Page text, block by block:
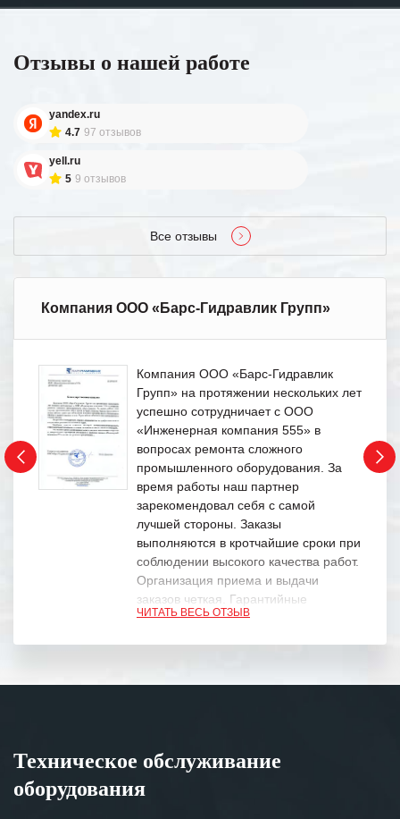
Отзывы о нашей работе
yandex.ru
4.7 97 отзывов
yell.ru
5 9 отзывов
Все отзывы
Компания ООО «Барс-Гидравлик Групп»
Компания ООО «Барс-Гидравлик
Групп» на протяжении нескольких лет
успешно сотрудничает с ООО
«Инженерная компания 555» в
вопросах ремонта сложного
промышленного оборудования. За
время работы наш партнер
зарекомендовал себя с самой
лучшей стороны. Заказы
выполняются в кротчайшие сроки при
соблюдении высокого качества работ.
Организация приема и выдачи
заказов четкая. Гарантийные
обязательства выполняются в
Особенно хочется отметить высокую
клиентоориентированность
ЧИТАТЬ ВЕСЬ ОТЗЫВ
Техническое обслуживание
оборудования